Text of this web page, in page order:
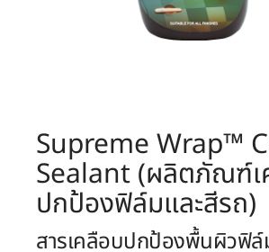
Supreme Wrap™
Sealant (ผลิตภัณฑ์เ
ปกป้องฟิล์มและสีรถ)
สารเคลือบปกป้องพื้นผิวฟิ